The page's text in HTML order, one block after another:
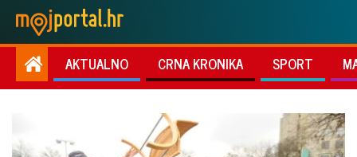
AKTUALNO CRNA KRONIKA SPORT